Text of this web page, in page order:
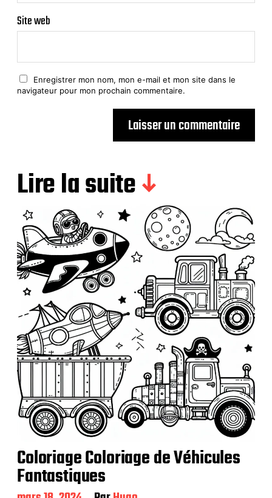
Site web
Enregistrer mon nom, mon e-mail et mon site dans le
navigateur pour mon prochain commentaire.
Lire la suite
Coloriage Coloriage de Véhicules
Fantastiques